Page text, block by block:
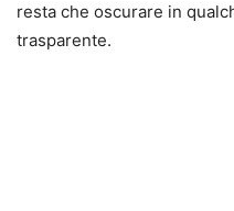
resta che oscurare in
trasparente.